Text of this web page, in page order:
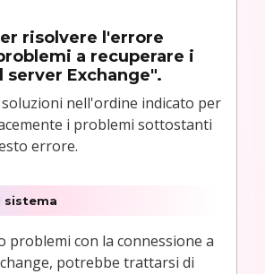
risolvere l'errore
a recuperare i
Exchange".
nell'ordine indicato per
i problemi sottostanti
errore.
sistema
problemi con la connessione a
potrebbe trattarsi di